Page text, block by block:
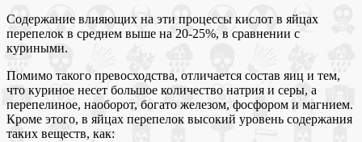
Содержание влияющих на эти процессы кислот в яйцах
перепелок в среднем выше на 20-25%, в сравнении с
куриными.
Помимо такого превосходства, отличается состав яиц и тем,
что куриное несет большое количество натрия и серы, а
перепелиное, наоборот, богато железом, фосфором и магнием.
Кроме этого, в яйцах перепелок высокий уровень содержания
таких веществ, как: